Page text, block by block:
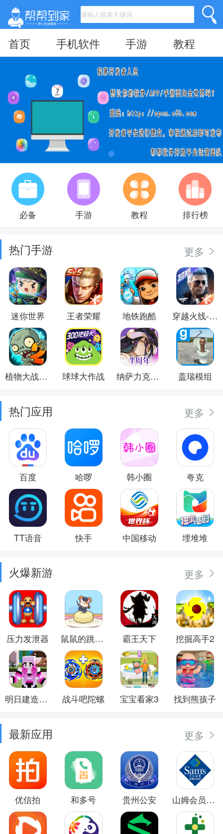
首页 手机软件 手游 教程
必备 手游 教程 排行榜
热门手游 更多
迷你世界 王者荣耀 地铁跑酷 穿越火线-枪战王者
植物大战僵尸2 球球大作战 纳萨力克之王 盖瑞模组
热门应用 更多
百度 哈啰 韩小圈 夸克
TT语音 快手 中国移动 埋堆堆
火爆新游 更多
压力发泄器 鼠鼠的跳跃冒险 霸王天下 挖掘高手2
明日建造大师 战斗吧陀螺 宝宝看家3 找到熊孩子
最新应用 更多
优信拍 和多号 贵州公安 山姆会员商店